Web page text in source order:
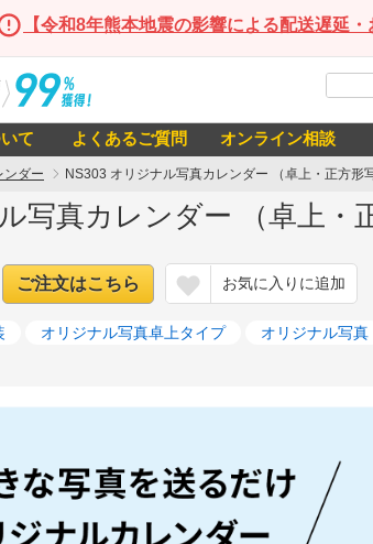
【令和8年熊本地震の影響による配送遅延・
て よくあるご質問 オンライン相談
ンダー NS303 オリジナル写真カレンダー （卓上・正方形
写真カレンダー （卓上・
ご注文はこちら お気に入りに追加
オリジナル写真卓上タイプ オリジナル写真